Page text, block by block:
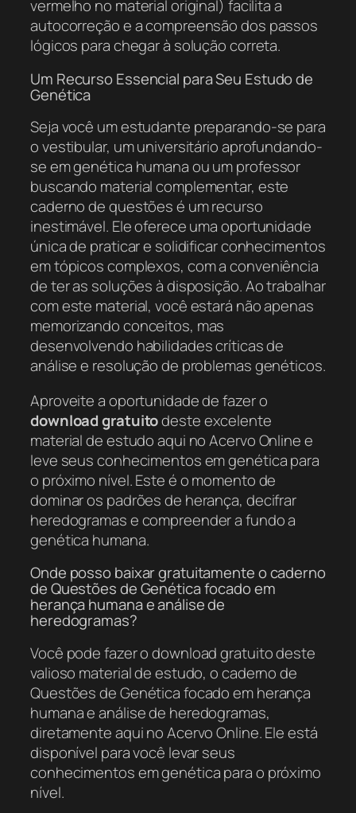
vermelho no material original) facilita a
autocorreção e a compreensão dos passos
lógicos para chegar à solução correta.
Um Recurso Essencial para Seu Estudo de
Genética
Seja você um estudante preparando-se para
o vestibular, um universitário aprofundando-
se em genética humana ou um professor
buscando material complementar, este
caderno de questões é um recurso
inestimável. Ele oferece uma oportunidade
única de praticar e solidificar conhecimentos
em tópicos complexos, com a conveniência
de ter as soluções à disposição. Ao trabalhar
com este material, você estará não apenas
memorizando conceitos, mas
desenvolvendo habilidades críticas de
análise e resolução de problemas genéticos.
Aproveite a oportunidade de fazer o
download gratuitodeste excelente
material de estudo aqui no Acervo Online e
leve seus conhecimentos em genética para
o próximo nível. Este é o momento de
dominar os padrões de herança, decifrar
heredogramas e compreender a fundo a
genética humana.
Onde posso baixar gratuitamente o caderno
de Questões de Genética focado em
herança humana e análise de
heredogramas?
Você pode fazer o download gratuito deste
valioso material de estudo, o caderno de
Questões de Genética focado em herança
humana e análise de heredogramas,
diretamente aqui no Acervo Online. Ele está
disponível para você levar seus
conhecimentos em genética para o próximo
nível.